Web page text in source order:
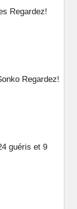
Regardez!
Regardez!
guéris et 9